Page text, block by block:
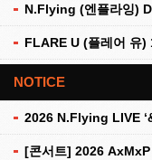
N.Flying (엔플라잉)
NOTICE
[콘서트] 2026 AxMxP